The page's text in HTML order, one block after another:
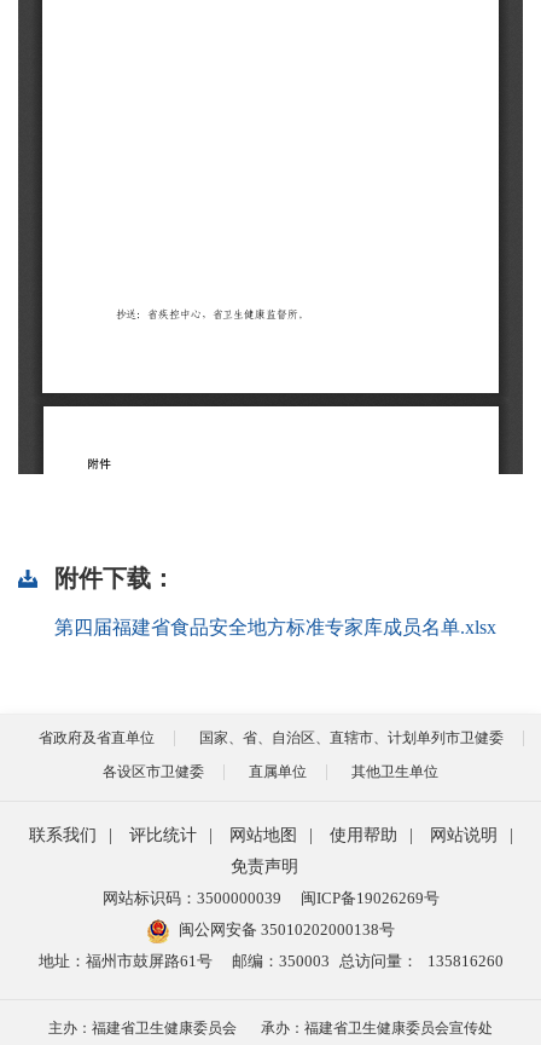
附件下载：
第四届福建省食品安全地方标准专家库成员名单.xlsx
省政府及省直单位
国家、省、自治区、直辖市、计划单列市卫健委
各设区市卫健委
直属单位 其他卫生单位
联系我们 评比统计 网站地图 使用帮助 网站说明
免责声明
网站标识码：3500000039
闽ICP备19026269号
闽公网安备 35010202000138号
地址：福州市鼓屏路61号
邮编：350003 总访问量： 135816260
主办：福建省卫生健康委员会 承办：福建省卫生健康委员会宣传处